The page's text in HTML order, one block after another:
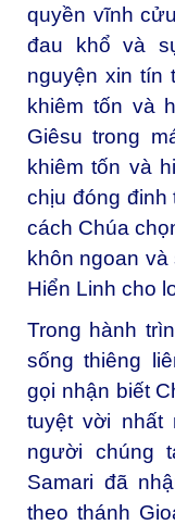
quyền vĩnh
đau khổ và
nguyện xin tín
khiêm tốn và
Giêsu trong
khiêm tốn và
chịu đóng đinh
cách Chúa
khôn ngoan
Hiển Linh cho
Trong hành
sống thiêng
gọi nhận biết
tuyệt vời nhất
người chúng
Samari đã
theo thánh